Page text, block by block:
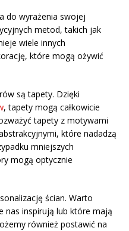
do wyrażenia swojej
metod, takich jak
wiele innych
które mogą ożywić
są tapety. Dzięki
, tapety mogą całkowicie
tapety z motywami
które nadadzą
mniejszych
mogą optycznie
ścian. Warto
nas inspirują lub które mają
również postawić na